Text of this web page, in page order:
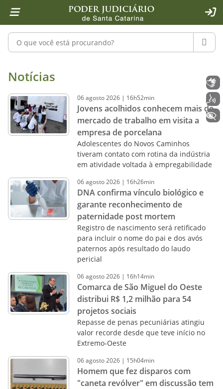
1 Ir para o conteúdo
2 Ir para a ferramenta de acessibilidade - Rybená
4 Ir para o menu principal
5 Ir para a pesquisa
6 Ir para o rodapé
7 Ir para a página inicial
Pesquisar no portal
Notícias - Imprensa - Poder
Notícias
06agosto2026 | 16h52min
Jovens acolhidos conhecem mais do
mercado de trabalho em visita a
empresa de porcelana
Adolescentes do Novos Caminhos
tiveram contato com rotina da indústria
em atividade voltada à empregabilidade
06agosto2026 | 16h26min
DNA confirma vínculo biológico e
garante reconhecimento de
paternidade post mortem
Registro de nascimento será retificado
para incluir o nome do pai e dos avós
paternos após resultado do laudo
pericial
06agosto2026 | 16h14min
Comarca de São Miguel do Oeste
distribui R$ 1,2 milhão para 54
projetos sociais
Repasse de penas pecuniárias atingiu
valor recorde desde que teve início no
Extremo-Oeste
06agosto2026 | 15h04min
Homem que fez disparos com
"caneta revólver" em discussão tem
+ Acessibilidade